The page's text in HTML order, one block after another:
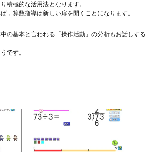
積極的な活用法となります。
，算数指導は新しい扉を開くことになります。
の基本と言われる「操作活動」の分析もお話しする
です。